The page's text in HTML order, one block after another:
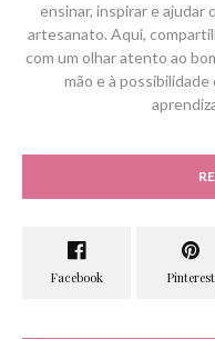
ensinar, inspirar e ajudar
artesanato. Aqui,
com um olhar atento ao
mão e à